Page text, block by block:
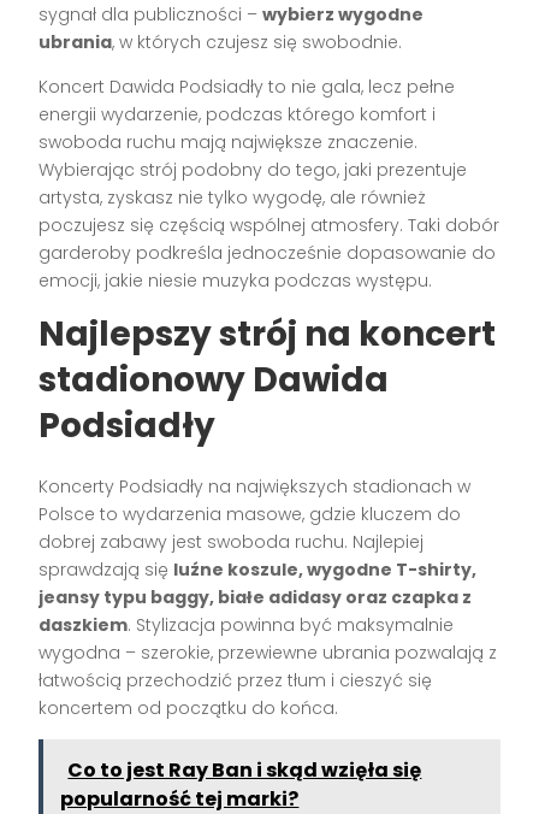
sygnał dla publiczności –wybierz wygodne
ubrania, w których czujesz się swobodnie.
Koncert Dawida Podsiadły to nie gala, lecz pełne
energii wydarzenie, podczas którego komfort i
swoboda ruchu mają największe znaczenie.
Wybierając strój podobny do tego, jaki prezentuje
artysta, zyskasz nie tylko wygodę, ale również
poczujesz się częścią wspólnej atmosfery. Taki dobór
garderoby podkreśla jednocześnie dopasowanie do
emocji, jakie niesie muzyka podczas występu.
Najlepszy strój na koncert
stadionowy Dawida
Podsiadły
Koncerty Podsiadły na największych stadionach w
Polsce to wydarzenia masowe, gdzie kluczem do
dobrej zabawy jest swoboda ruchu. Najlepiej
sprawdzają się luźne koszule, wygodne T-shirty,
jeansy typu baggy, białe adidasy oraz czapka z
daszkiem. Stylizacja powinna być maksymalnie
wygodna – szerokie, przewiewne ubrania pozwalają z
łatwością przechodzić przez tłum i cieszyć się
koncertem od początku do końca.
Co to jest Ray Ban i skąd wzięła się
popularność tej marki?